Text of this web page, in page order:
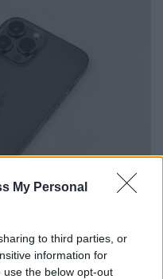
My Personal
to third parties, or
information for
the below opt-out
στην Ελλάδα σε